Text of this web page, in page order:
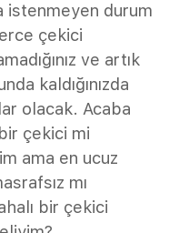
istenmeyen durum
çekici
ve artık
kaldığınızda
olacak. Acaba
bir çekici mi
ama en ucuz
mı
bir çekici